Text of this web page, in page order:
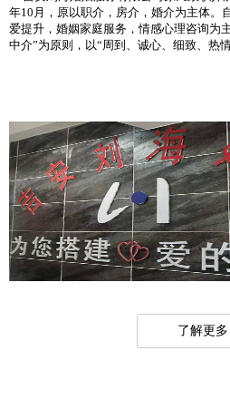
年10月，原以职介，房介，婚介为主体。
爱提升，婚姻家庭服务，情感心理咨询为
中介”为原则，以“周到、诚心、细致、热
了解更多